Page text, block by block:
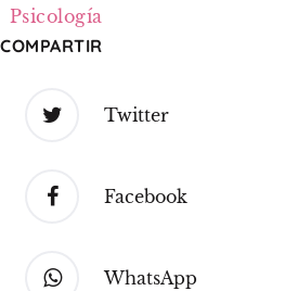
Psicología
COMPARTIR
Twitter
Facebook
WhatsApp